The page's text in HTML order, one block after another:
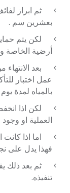
ثم ابراز
بعشرين سم .
لكن يتم
أرضية الخاصة
بعد
عمل اختبار
بالمياه لمدة
لكن اذا
العملية او
اما اذا
فهذا يدل على
ثم بعد ذلك
تنفيذه.